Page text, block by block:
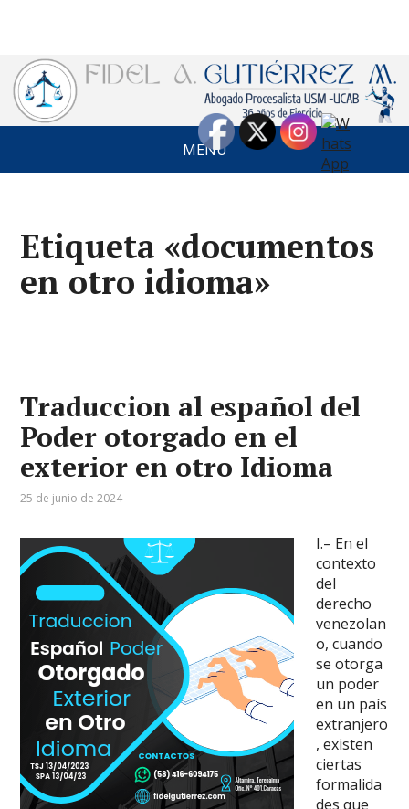
MENÚ
Etiqueta «documentos
en otro idioma»
Traduccion al español del
Poder otorgado en el
exterior en otro Idioma
25 de junio de 2024
I.– En el
contexto
del
derecho
venezolan
o, cuando
se otorga
un poder
en un país
extranjero
, existen
ciertas
formalida
des que